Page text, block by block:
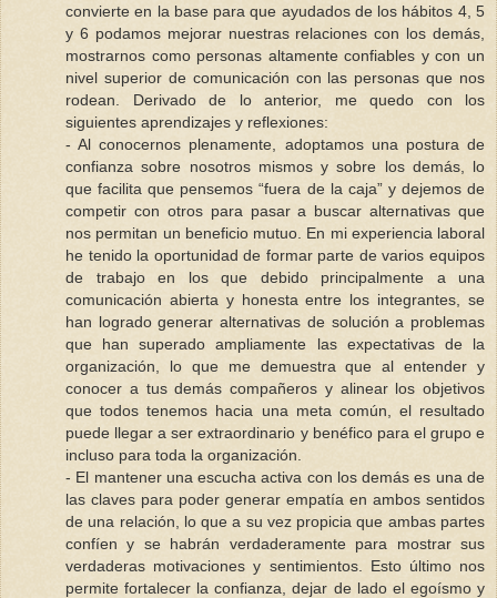
convierte en la base para que ayudados de los hábitos 4, 5
y 6 podamos mejorar nuestras relaciones con los demás,
mostrarnos como personas altamente confiables y con un
nivel superior de comunicación con las personas que nos
rodean. Derivado de lo anterior, me quedo con los
siguientes aprendizajes y reflexiones:
- Al conocernos plenamente, adoptamos una postura de
confianza sobre nosotros mismos y sobre los demás, lo
que facilita que pensemos “fuera de la caja” y dejemos de
competir con otros para pasar a buscar alternativas que
nos permitan un beneficio mutuo. En mi experiencia laboral
he tenido la oportunidad de formar parte de varios equipos
de trabajo en los que debido principalmente a una
comunicación abierta y honesta entre los integrantes, se
han logrado generar alternativas de solución a problemas
que han superado ampliamente las expectativas de la
organización, lo que me demuestra que al entender y
conocer a tus demás compañeros y alinear los objetivos
que todos tenemos hacia una meta común, el resultado
puede llegar a ser extraordinario y benéfico para el grupo e
incluso para toda la organización.
- El mantener una escucha activa con los demás es una de
las claves para poder generar empatía en ambos sentidos
de una relación, lo que a su vez propicia que ambas partes
confíen y se habrán verdaderamente para mostrar sus
verdaderas motivaciones y sentimientos. Esto último nos
permite fortalecer la confianza, dejar de lado el egoísmo y